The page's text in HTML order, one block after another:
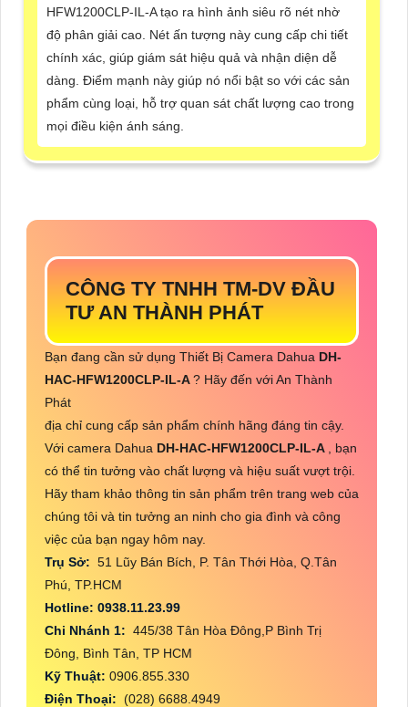
HFW1200CLP-IL-A tạo ra hình ảnh siêu rõ nét nhờ
độ phân giải cao. Nét ấn tượng này cung cấp chi tiết
chính xác, giúp giám sát hiệu quả và nhận diện dễ
dàng. Điểm mạnh này giúp nó nổi bật so với các sản
phẩm cùng loại, hỗ trợ quan sát chất lượng cao trong
mọi điều kiện ánh sáng.
CÔNG TY TNHH TM-DV ĐẦU
TƯ AN THÀNH PHÁT
Bạn đang cần sử dụng Thiết Bị Camera Dahua DH-
HAC-HFW1200CLP-IL-A? Hãy đến với An Thành
Phát
địa chỉ cung cấp sản phẩm chính hãng đáng tin cậy.
Với camera Dahua DH-HAC-HFW1200CLP-IL-A
, bạn
có thể tin tưởng vào chất lượng và hiệu suất vượt trội.
Hãy tham khảo thông tin sản phẩm trên trang web của
chúng tôi và tin tưởng an ninh cho gia đình và công
việc của bạn ngay hôm nay.
Trụ Sở: 51 Lũy Bán Bích, P. Tân Thới Hòa, Q.Tân
Phú, TP.HCM
Hotline: 0938.11.23.99
Chi Nhánh 1: 445/38 Tân Hòa Đông,P Bình Trị
Đông, Bình Tân, TP HCM
Kỹ Thuật: 0906.855.330
Điện Thoại: (028) 6688.4949